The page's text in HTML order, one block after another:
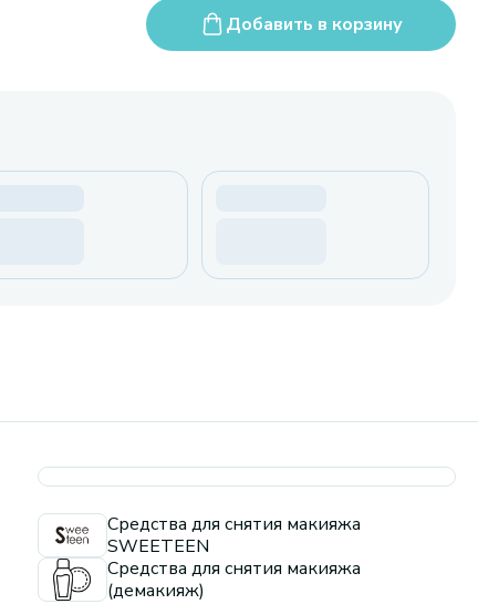
Добавить в корзину
Средства для снятия макияжа
SWEETEEN
Средства для снятия макияжа
(демакияж)